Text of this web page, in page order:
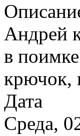
Андрей
в
крючок,
Дата
Среда,